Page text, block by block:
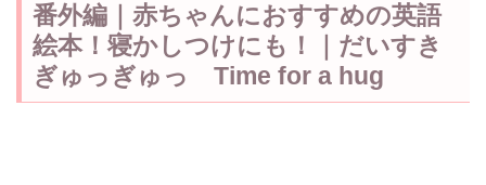
番外編｜赤ちゃんにおすすめの英語
絵本！寝かしつけにも！｜だいすき
ぎゅっぎゅっ Time for a hug